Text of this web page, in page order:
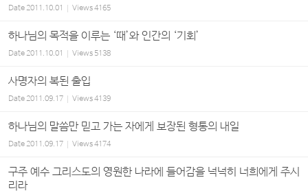
Date2011.10.01 Views4165
하나님의 목적을 이루는 ‘때’와 인간의 ‘기회’
Date2011.10.01 Views 5138
사명자의 복된 출입
Date2011.09.17 Views4139
하나님의 말씀만 믿고 가는 자에게 보장된 형통의 내일
Date2011.09.17 Views4174
구주 예수 그리스도의 영원한 나라에 들어감을 넉넉히 너희에게 주시
리라